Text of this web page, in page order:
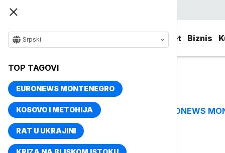
Svet Biznis
Srpski
TOP TAGOVI
EURONEWS MONTENEGRO
KOSOVO I METOHIJA
RAT U UKRAJINI
TOP TAGOVI EURONEWS
Naslovna Magazin